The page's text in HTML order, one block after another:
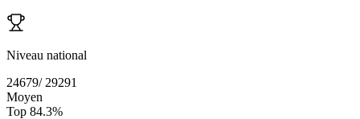
Niveau national
24679/ 29291
Moyen
Top 84.3%